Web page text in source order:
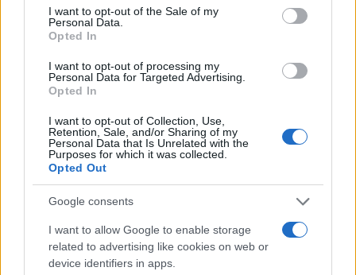
consent section.
I want to opt-out of the Sale of my
Personal Data.
Opted In
I want to opt-out of processing my
Personal Data for Targeted Advertising.
Opted In
I want to opt-out of Collection, Use,
Retention, Sale, and/or Sharing of my
Personal Data that Is Unrelated with the
Purposes for which it was collected.
Opted Out
Google consents
I want to allow Google to enable storage
related to advertising like cookies on web or
device identifiers in apps.
F
a
ce
b
o
o
k
T
w
it
te
r
Pi
n
te
re
st
W
at
s
A
p
p
S
a
re
Articolo precedente
Prossimo articolo
NOTIZIE RECENTI
Michelle Hunziker in Gallura, bella anche dal
Calangianus, dopo le polemiche il centro